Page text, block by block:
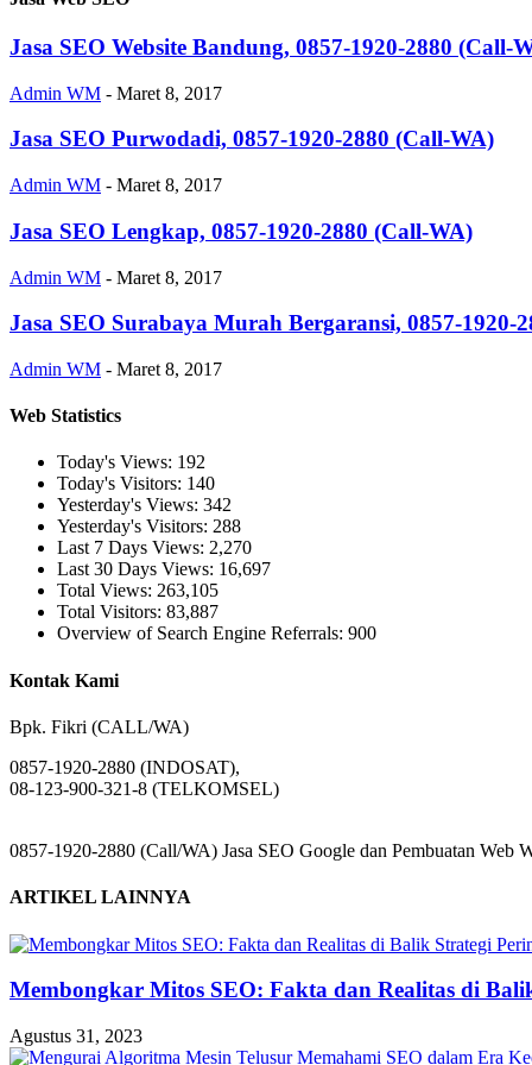
Jasa SEO Website Bandung, 0857-1920-2880 (Call-
Admin WM - Maret 8, 2017
Jasa SEO Purwodadi, 0857-1920-2880 (Call-WA)
Admin WM - Maret 8, 2017
Jasa SEO Lengkap, 0857-1920-2880 (Call-WA)
Admin WM - Maret 8, 2017
Jasa SEO Surabaya Murah Bergaransi, 0857-1920-
Admin WM - Maret 8, 2017
Web Statistics
Today's Views: 192
Today's Visitors: 140
Yesterday's Views: 342
Yesterday's Visitors: 288
Last 7 Days Views: 2,270
Last 30 Days Views: 16,697
Total Views: 263,105
Total Visitors: 83,887
Overview of Search Engine Referrals: 900
Kontak Kami
Bpk. Fikri (CALL/WA)
0857-1920-2880 (INDOSAT),
08-123-900-321-8 (TELKOMSEL)
0857-1920-2880 (Call/WA) Jasa SEO Google dan Pembuatan Web
ARTIKEL LAINNYA
Membongkar Mitos SEO: Fakta dan Realitas di
Agustus 31, 2023